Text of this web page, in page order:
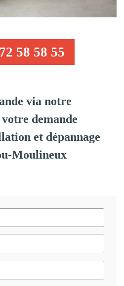
58 58 55
via notre
demande
et dépannage
Moulineux